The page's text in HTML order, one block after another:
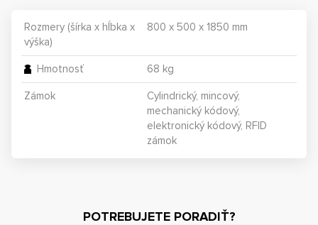
Rozmery (šírka x hĺbka x
výška)
800 x 500 x 1850 mm
Hmotnosť 68 kg
Zámok
Cylindrický, mincový,
mechanický kódový,
elektronický kódový, RFID
zámok
POTREBUJETE PORADIŤ?